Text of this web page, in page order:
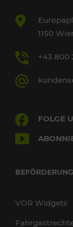
1150
+43 800
FOLGE
BEFÖRDERUNG
VOR Widgets